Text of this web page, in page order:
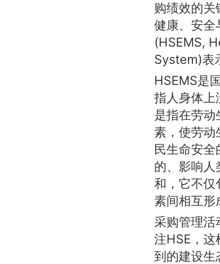
购绩效的
健康、安全
(HSEMS,
System)表
HSEMS是
指人身体上
是指在劳动
素，使劳动
民生命安
的、影响人
和，它不仅
素间相互形
采购管理活
注HSE，
到的建设生